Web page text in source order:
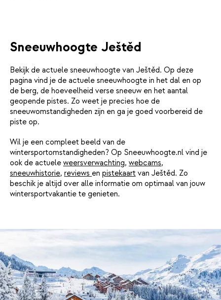
Sneeuwhoogte Ještěd
Bekijk de actuele sneeuwhoogte van Ještěd. Op deze
pagina vind je de actuele sneeuwhoogte in het dal en op
de berg, de hoeveelheid verse sneeuw en het aantal
geopende pistes. Zo weet je precies hoe de
sneeuwomstandigheden zijn en ga je goed voorbereid de
piste op.
Wil je een compleet beeld van de
wintersportomstandigheden? Op Sneeuwhoogte.nl vind je
ook de actuele weersverwachting, webcams,
sneeuwhistorie, reviews en pistekaart van Ještěd. Zo
beschik je altijd over alle informatie om optimaal van jouw
wintersportvakantie te genieten.